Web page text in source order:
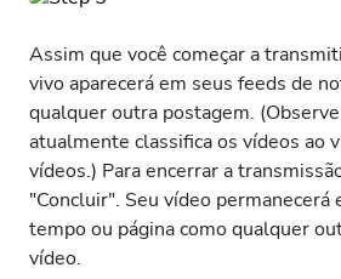
Assim que você começar a
vivo aparecerá em seus feeds de
qualquer outra postagem.
atualmente classifica os vídeos ao
vídeos.) Para encerrar a
"Concluir". Seu vídeo permanecerá
tempo ou página como qualquer
vídeo.